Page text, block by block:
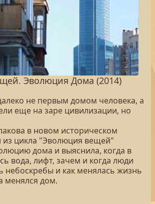
Эволюция Дома (2014)
не первым домом человека, а
еще на заре цивилизации, но
в новом историческом
из цикла "Эволюция вещей"
дома и выяснила, когда в
вода, лифт, зачем и когда люди
небоскребы и как менялась жизнь
менялся дом.